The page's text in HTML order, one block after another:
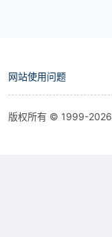
网站使用问题
版权所有 © 1999-2026